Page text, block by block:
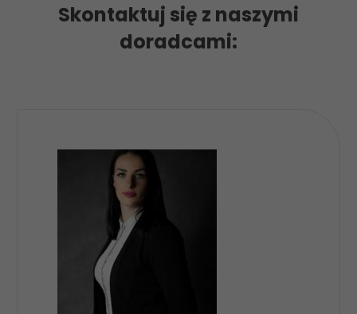
Skontaktuj się z naszymi
doradcami: